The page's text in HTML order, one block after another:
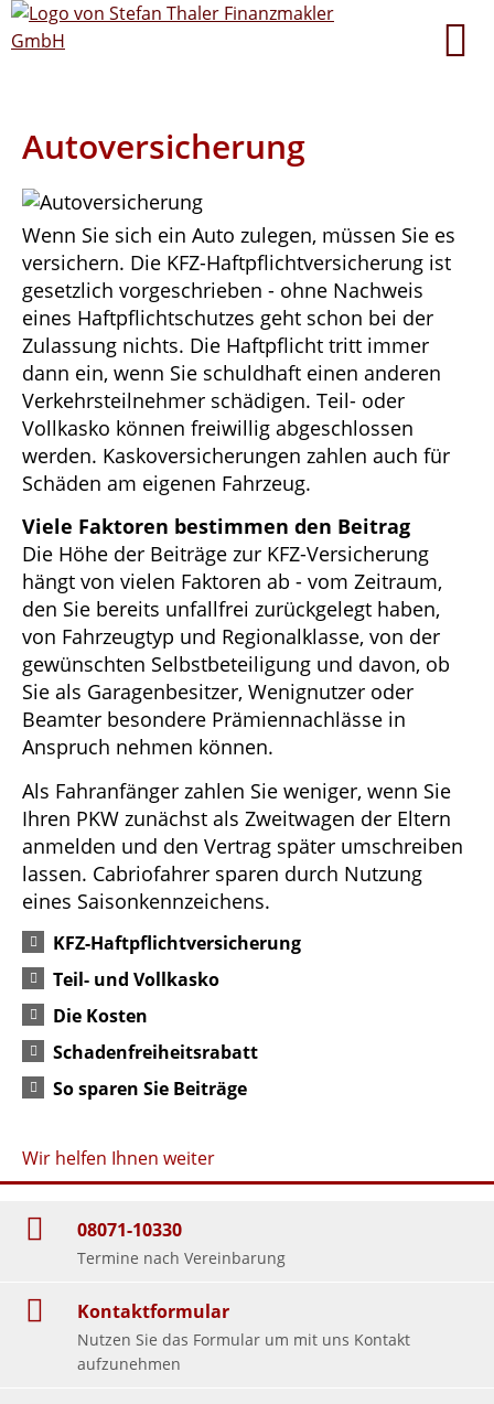
Autoversicherung
Wenn Sie sich ein Auto zulegen, müssen Sie es
versichern. Die KFZ-Haftpflichtversicherung ist
gesetzlich vorgeschrieben - ohne Nachweis
eines Haftpflichtschutzes geht schon bei der
Zulassung nichts. Die Haftpflicht tritt immer
dann ein, wenn Sie schuldhaft einen anderen
Verkehrsteilnehmer schädigen. Teil- oder
Vollkasko können freiwillig abgeschlossen
werden. Kaskoversicherungen zahlen auch für
Schäden am eigenen Fahrzeug.
Viele Faktoren bestimmen den Beitrag
Die Höhe der Beiträge zur KFZ-Versicherung
hängt von vielen Faktoren ab - vom Zeitraum,
den Sie bereits unfallfrei zurückgelegt haben,
von Fahrzeugtyp und Regionalklasse, von der
gewünschten Selbstbeteiligung und davon, ob
Sie als Garagenbesitzer, Wenignutzer oder
Beamter besondere Prämiennachlässe in
Anspruch nehmen können.
Als Fahranfänger zahlen Sie weniger, wenn Sie
Ihren PKW zunächst als Zweitwagen der Eltern
anmelden und den Vertrag später umschreiben
lassen. Cabriofahrer sparen durch Nutzung
eines Saisonkennzeichens.
KFZ-Haftpflichtversicherung
Teil- und Vollkasko
Die Kosten
Schadenfreiheitsrabatt
So sparen Sie Beiträge
Wir helfen Ihnen weiter
08071-10330
Termine nach Vereinbarung
Kontaktformular
Nutzen Sie das Formular um mit uns Kontakt
aufzunehmen